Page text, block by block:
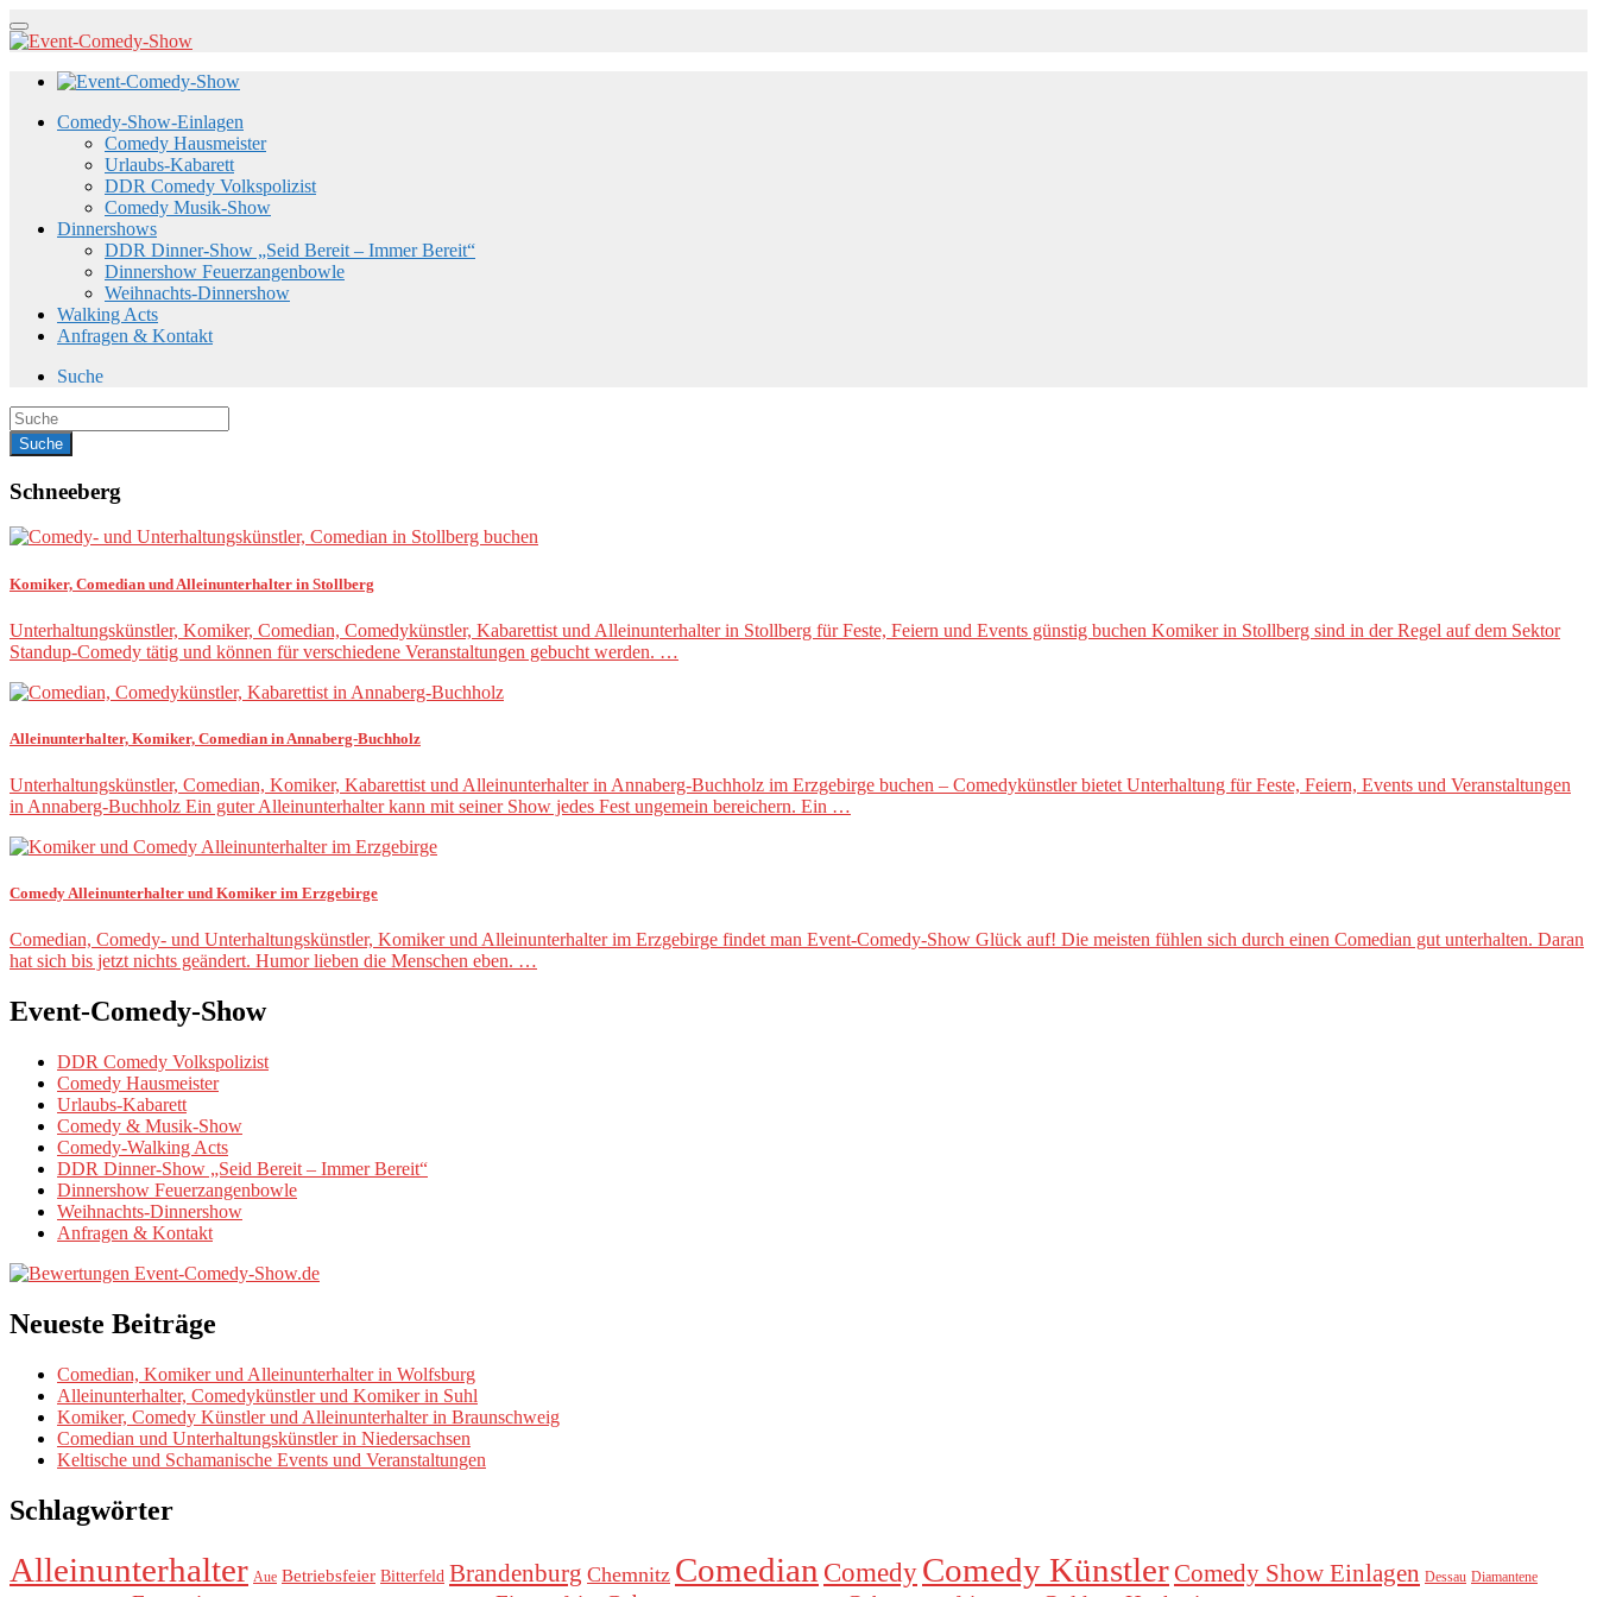
Comedy-Show-Einlagen
Comedy Hausmeister
Urlaubs-Kabarett
DDR Comedy Volkspolizist
Comedy Musik-Show
Dinnershows
DDR Dinner-Show „Seid Bereit – Immer Bereit“
Dinnershow Feuerzangenbowle
Weihnachts-Dinnershow
Walking Acts
Anfragen & Kontakt
Suche
Schneeberg
Komiker, Comedian und Alleinunterhalter in Stollberg
Unterhaltungskünstler, Komiker, Comedian, Comedykünstler, Kabarettist und Alleinunterhalter in Stollberg für Feste, Feiern und Events günstig buchen Komiker in Stollberg sind in der Regel auf dem Sektor
Standup-Comedy tätig und können für verschiedene Veranstaltungen gebucht werden. …
Alleinunterhalter, Komiker, Comedian in Annaberg-Buchholz
Unterhaltungskünstler, Comedian, Komiker, Kabarettist und Alleinunterhalter in Annaberg-Buchholz im Erzgebirge buchen – Comedykünstler bietet Unterhaltung für Feste, Feiern, Events und Veranstaltungen
in Annaberg-Buchholz Ein guter Alleinunterhalter kann mit seiner Show jedes Fest ungemein bereichern. Ein …
Comedy Alleinunterhalter und Komiker im Erzgebirge
Comedian, Comedy- und Unterhaltungskünstler, Komiker und Alleinunterhalter im Erzgebirge findet man Event-Comedy-Show Glück auf! Die meisten fühlen sich durch einen Comedian gut unterhalten. Daran
hat sich bis jetzt nichts geändert. Humor lieben die Menschen eben. …
Event-Comedy-Show
DDR Comedy Volkspolizist
Comedy Hausmeister
Urlaubs-Kabarett
Comedy & Musik-Show
Comedy-Walking Acts
DDR Dinner-Show „Seid Bereit – Immer Bereit“
Dinnershow Feuerzangenbowle
Weihnachts-Dinnershow
Anfragen & Kontakt
Neueste Beiträge
Comedian, Komiker und Alleinunterhalter in Wolfsburg
Alleinunterhalter, Comedykünstler und Komiker in Suhl
Komiker, Comedy Künstler und Alleinunterhalter in Braunschweig
Comedian und Unterhaltungskünstler in Niedersachsen
Keltische und Schamanische Events und Veranstaltungen
Schlagwörter
Alleinunterhalter Aue Betriebsfeier Bitterfeld Brandenburg Chemnitz Comedian ComedyComedy Künstler Comedy Show Einlagen Dessau Diamantene